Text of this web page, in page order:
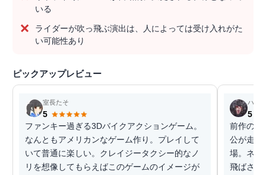
いる
ライダーが吹っ飛ぶ演出は、人によっては受け入れがた
い可能性あり
ピックアップレビュー
室長たそ
5
ファンキー過ぎる3Dバイクアクションゲーム。
なんともアメリカンなゲーム作り。プレイして
いて普通に楽しい。クレイジータクシー的なノ
リを想像してもらえばこのゲームのイメージが
ハル
5
前作の失
公が走る
場。ネバ
飛ばされ